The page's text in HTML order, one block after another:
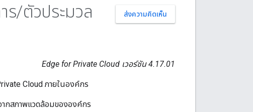
ส่งความคิดเห็น
ร/ตัวประมวล
Edge for Private Cloud เวอร์ชัน 4.17.01
Cloud ภายในองค์กร
ากสภาพแวดล้อมขององค์กร